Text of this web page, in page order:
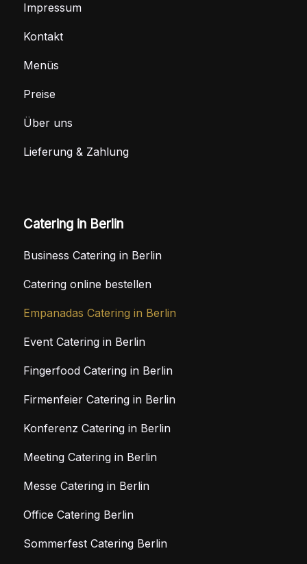
Impressum
Kontakt
Menüs
Preise
Über uns
Lieferung & Zahlung
Catering in Berlin
Business Catering in Berlin
Catering online bestellen
Empanadas Catering in Berlin
Event Catering in Berlin
Fingerfood Catering in Berlin
Firmenfeier Catering in Berlin
Konferenz Catering in Berlin
Meeting Catering in Berlin
Messe Catering in Berlin
Office Catering Berlin
Sommerfest Catering Berlin